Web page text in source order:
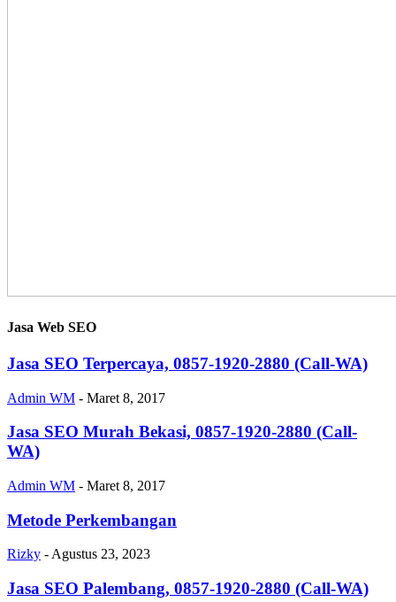
Jasa Web SEO
Jasa SEO Terpercaya, 0857-1920-2880 (Call-WA)
Admin WM - Maret 8, 2017
Jasa SEO Murah Bekasi, 0857-1920-2880 (Call-
WA)
Admin WM - Maret 8, 2017
Metode Perkembangan
Rizky - Agustus 23, 2023
Jasa SEO Palembang, 0857-1920-2880 (Call-WA)